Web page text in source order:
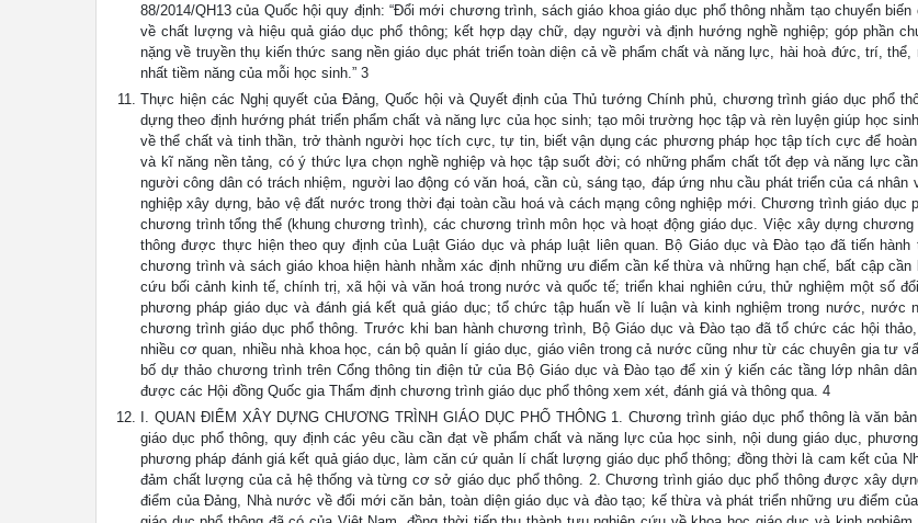
88/2014/QH13 của Quốc hội quy định: “Đổi mới chương trình, sách giáo khoa giáo dục phổ thông nhằm tạo chuyển biến
về chất lượng và hiệu quả giáo dục phổ thông; kết hợp dạy chữ, dạy người và định hướng nghề nghiệp; góp phần
nặng về truyền thụ kiến thức sang nền giáo dục phát triển toàn diện cả về phẩm chất và năng lực, hài hoà đức, trí,
nhất tiềm năng của mỗi học sinh.” 3
Thực hiện các Nghị quyết của Đảng, Quốc hội và Quyết định của Thủ tướng Chính phủ, chương trình giáo dục phổ
dựng theo định hướng phát triển phẩm chất và năng lực của học sinh; tạo môi trường học tập và rèn luyện giúp học
về thể chất và tinh thần, trở thành người học tích cực, tự tin, biết vận dụng các phương pháp học tập tích cực để
và kĩ năng nền tảng, có ý thức lựa chọn nghề nghiệp và học tập suốt đời; có những phẩm chất tốt đẹp và năng lực
người công dân có trách nhiệm, người lao động có văn hoá, cần cù, sáng tạo, đáp ứng nhu cầu phát triển của cá nhân
nghiệp xây dựng, bảo vệ đất nước trong thời đại toàn cầu hoá và cách mạng công nghiệp mới. Chương trình giáo dục
chương trình tổng thể (khung chương trình), các chương trình môn học và hoạt động giáo dục. Việc xây dựng chương
thông được thực hiện theo quy định của Luật Giáo dục và pháp luật liên quan. Bộ Giáo dục và Đào tạo đã tiến hành
chương trình và sách giáo khoa hiện hành nhằm xác định những ưu điểm cần kế thừa và những hạn chế, bất cập cần
cứu bối cảnh kinh tế, chính trị, xã hội và văn hoá trong nước và quốc tế; triển khai nghiên cứu, thử nghiệm một số
phương pháp giáo dục và đánh giá kết quả giáo dục; tổ chức tập huấn về lí luận và kinh nghiệm trong nước, nước
chương trình giáo dục phổ thông. Trước khi ban hành chương trình, Bộ Giáo dục và Đào tạo đã tổ chức các hội
nhiều cơ quan, nhiều nhà khoa học, cán bộ quản lí giáo dục, giáo viên trong cả nước cũng như từ các chuyên gia tư
bố dự thảo chương trình trên Cổng thông tin điện tử của Bộ Giáo dục và Đào tạo để xin ý kiến các tầng lớp nhân
được các Hội đồng Quốc gia Thẩm định chương trình giáo dục phổ thông xem xét, đánh giá và thông qua. 4
I. QUAN ĐIỂM XÂY DỰNG CHƯƠNG TRÌNH GIÁO DỤC PHỔ THÔNG 1. Chương trình giáo dục phổ thông là văn
giáo dục phổ thông, quy định các yêu cầu cần đạt về phẩm chất và năng lực của học sinh, nội dung giáo dục,
phương pháp đánh giá kết quả giáo dục, làm căn cứ quản lí chất lượng giáo dục phổ thông; đồng thời là cam kết của
đảm chất lượng của cả hệ thống và từng cơ sở giáo dục phổ thông. 2. Chương trình giáo dục phổ thông được xây
điểm của Đảng, Nhà nước về đổi mới căn bản, toàn diện giáo dục và đào tạo; kế thừa và phát triển những ưu điểm